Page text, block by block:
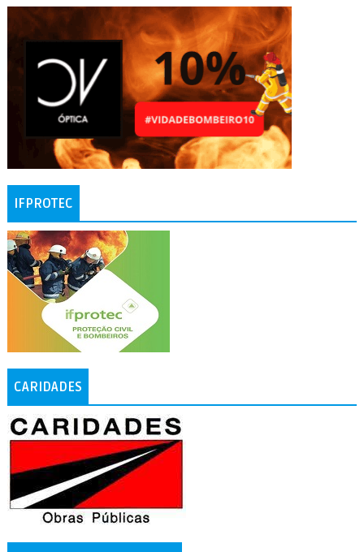
IFPROTEC
CARIDADES